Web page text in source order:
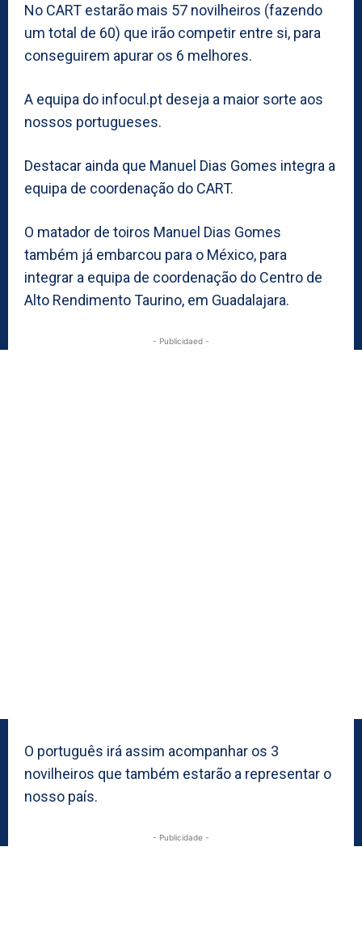
No CART estarão mais 57 novilheiros (fazendo
um total de 60) que irão competir entre si, para
conseguirem apurar os 6 melhores.
A equipa do infocul.pt deseja a maior sorte aos
nossos portugueses.
Destacar ainda que Manuel Dias Gomes integra a
equipa de coordenação do CART.
O matador de toiros Manuel Dias Gomes
também já embarcou para o México, para
integrar a equipa de coordenação do Centro de
Alto Rendimento Taurino, em Guadalajara.
- Publicidaed -
O português irá assim acompanhar os 3
novilheiros que também estarão a representar o
nosso país.
- Publicidade -